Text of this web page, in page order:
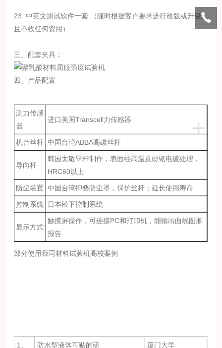
23. 中英文测试软件一套.（随时根据客户要求进行改版或升级
且不收任何费用）
三、配套夹具：
四、产品配置
+
测力传感
器
进口美国Transcell力传感器
机台丝杆 中国台湾ABBA高碳丝杆
导向杆
韩国太敬导杆制作，表面经高温及硬铬电镀处理，
HRC60以上
防尘装置 中国台湾抑叠防尘罩，保护丝杆；延长使用寿命
控制系统 日本松下控制系统
显示方式
触摸屏操作，可连接PC和打印机 ，能输出曲线图形
报告
部分使用我司材料试验机高校案例
1、 防水型液体可贴的研 厦门大学